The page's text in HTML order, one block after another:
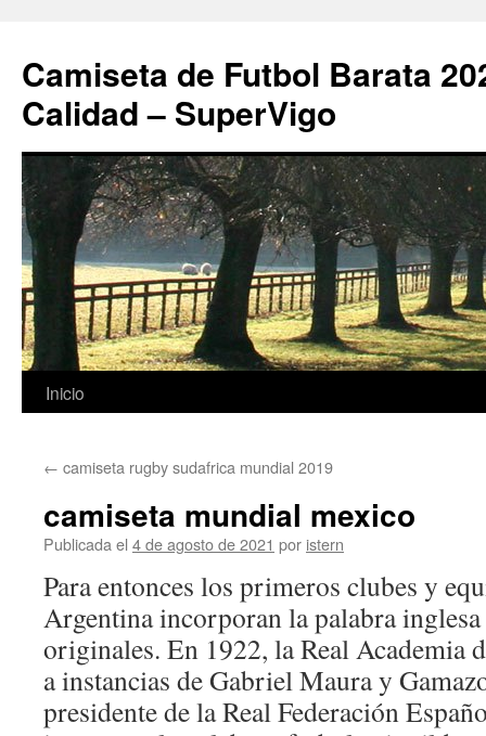
Camiseta de Futbol Barata
Calidad – SuperVigo
Saltar
contenido
Inicio
← camiseta rugby sudafrica mundial 2019
camiseta mundial mexico
Publicada el 4 de agosto de 2021 por istern
Para entonces los primeros clubes y
Argentina incorporan la palabra
originales. En 1922, la Real Academia
a instancias de Gabriel Maura y
presidente de la Real Federación